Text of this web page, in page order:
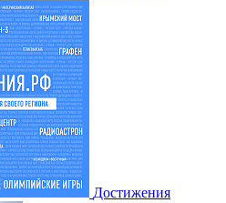
Достижения